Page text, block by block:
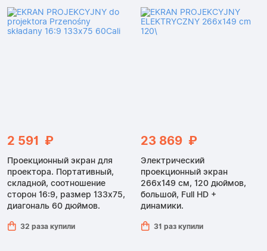
2 591 ₽
Проекционный экран для
проектора. Портативный,
складной, соотношение
сторон 16:9, размер 133x75,
диагональ 60 дюймов.
32 раза купили
23 869 ₽
Электрический
проекционный экран
266x149 см, 120 дюймов,
большой, Full HD +
динамики.
31 раз купили